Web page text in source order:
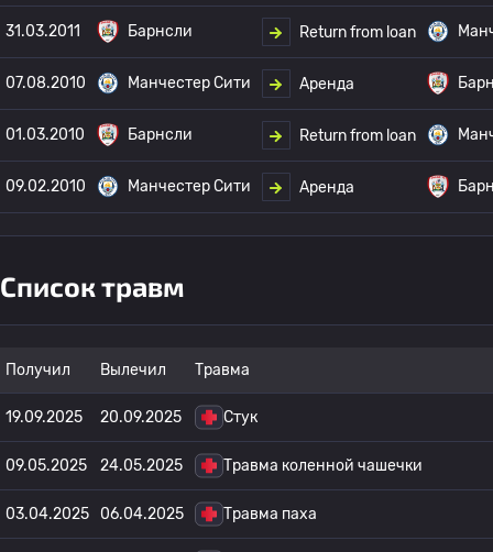
31.03.2011 Барнсли Return from loan
07.08.2010 Манчестер Сити Аренда
01.03.2010 Барнсли Return from loan
09.02.2010 Манчестер Сити Аренда
Список травм
Получил Вылечил Травма
19.09.2025 20.09.2025 Стук
09.05.2025 24.05.2025 Травма коленной чашечки
03.04.2025 06.04.2025 Травма паха